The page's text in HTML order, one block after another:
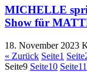
MICHELLE
Show für
18. November 2023
« Zurück Seite1 Seite
Seite9 Seite10 Seite11